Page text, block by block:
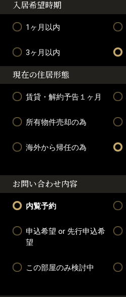
入居希望時期
1ヶ月以内
3ヶ月以内
現在の住居形態
賃貸・解約予告１ヶ月
所有物件売却の為
海外から帰任の為
お問い合わせ内容
内覧予約
申込希望 or 先行申込希
望
この部屋のみ検討中